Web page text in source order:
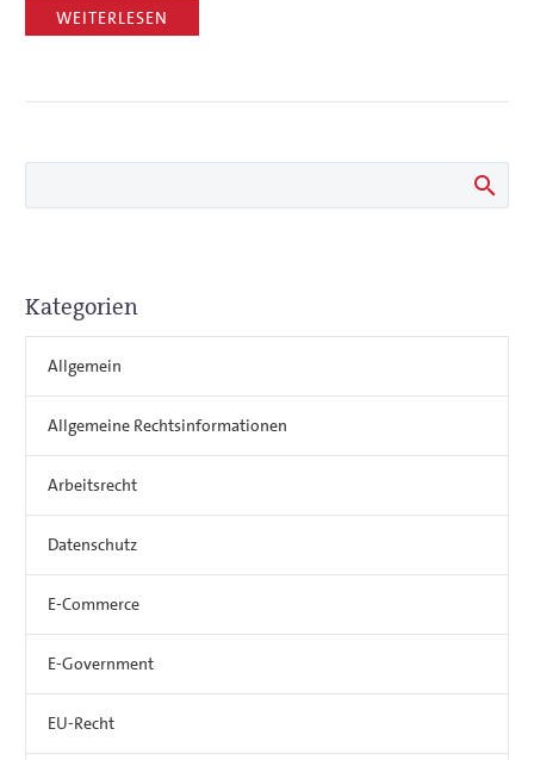
WEITERLESEN
Kategorien
Allgemein
Allgemeine Rechtsinformationen
Arbeitsrecht
Datenschutz
E-Commerce
E-Government
EU-Recht